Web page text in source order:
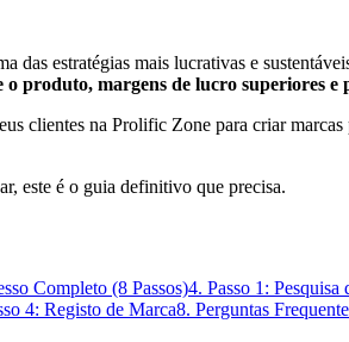
das estratégias mais lucrativas e
produto, margens de lucro superiores e
clientes na Prolific Zone para criar
este é o guia definitivo que precisa.
Completo (8 Passos)4. Passo 1: Pesquisa
4: Registo de Marca8. Perguntas